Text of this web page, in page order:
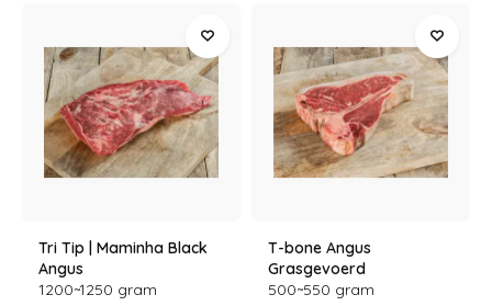
Tri Tip | Maminha Black
Angus
1200~1250 gram
T-bone Angus
Grasgevoerd
500~550 gram